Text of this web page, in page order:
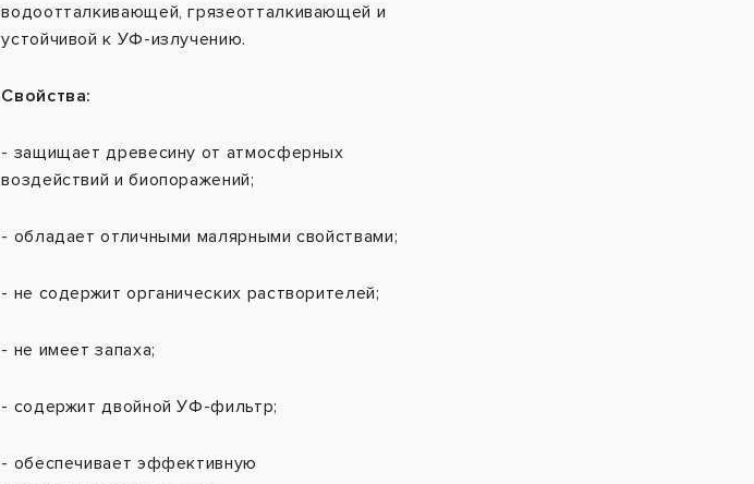
водоотталкивающей, грязеотталкивающей и
устойчивой к УФ-излучению.
Свойства:
- защищает древесину от атмосферных
воздействий и биопоражений;
- обладает отличными малярными свойствами;
- не содержит органических растворителей;
- не имеет запаха;
- содержит двойной УФ-фильтр;
- обеспечивает эффективную